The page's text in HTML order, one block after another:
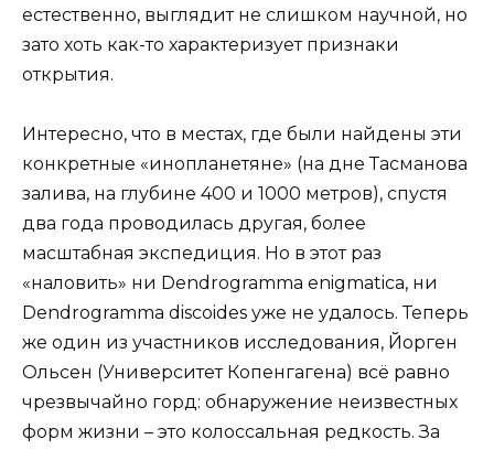
естественно, выглядит не слишком научной, но
зато хоть как-то характеризует признаки
открытия.
Интересно, что в местах, где были найдены эти
конкретные «инопланетяне» (на дне Тасманова
залива, на глубине 400 и 1000 метров), спустя
два года проводилась другая, более
масштабная экспедиция. Но в этот раз
«наловить» ни Dendrogramma enigmatica, ни
Dendrogramma discoides уже не удалось. Теперь
же один из участников исследования, Йорген
Ольсен (Университет Копенгагена) всё равно
чрезвычайно горд: обнаружение неизвестных
форм жизни – это колоссальная редкость. За